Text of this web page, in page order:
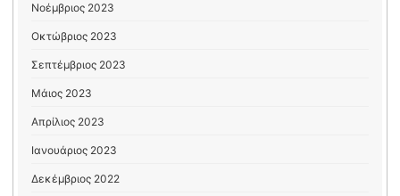
Νοέμβριος 2023
Οκτώβριος 2023
Σεπτέμβριος 2023
Μάιος 2023
Απρίλιος 2023
Ιανουάριος 2023
Δεκέμβριος 2022